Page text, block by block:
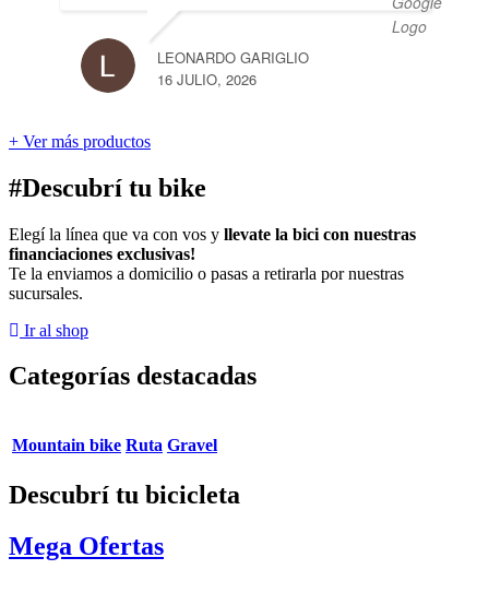
LEONARDO GARIGLIO
16 JULIO, 2026
+ Ver más productos
#Descubrí tu bike
Elegí la línea que va con vos y llevate la bici con nuestras
financiaciones exclusivas!
Te la enviamos a domicilio o pasas a retirarla por nuestras
sucursales.
Ir al shop
Categorías destacadas
Mountain bike Ruta Gravel
Descubrí tu bicicleta
Mega Ofertas